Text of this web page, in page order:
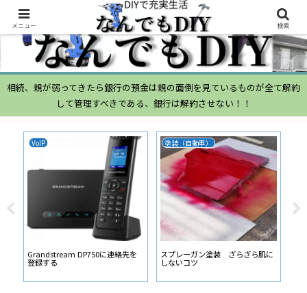
相続、親が弱ってきたら銀行の預金は親の面倒を見ているものが全て解約
して管理すべきである、銀行は解約させない！！
VoIP
Grandstream DP750に連絡先を
登録する
塗装（自動車）
スプレーガン塗装 ざらざら肌に
しないコツ
ム
メニュー 検索